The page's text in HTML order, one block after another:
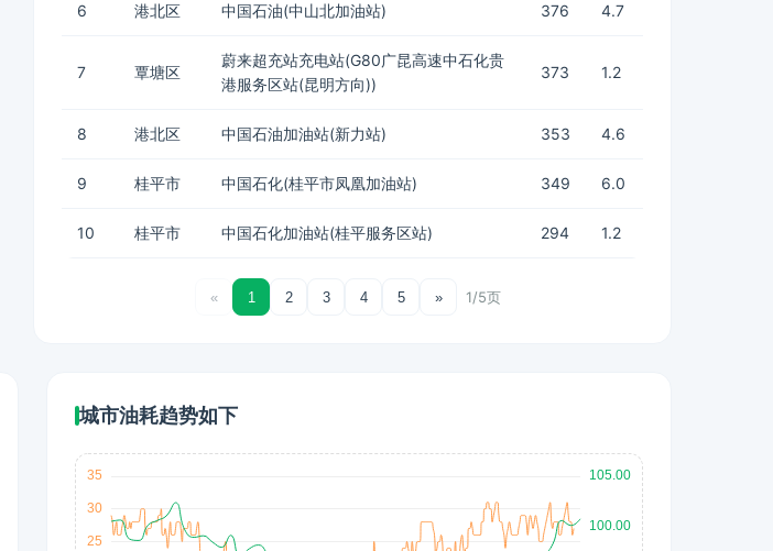
6 港北区 中国石油(中山北加油站) 376 4.7
7 覃塘区
蔚来超充站充电站(G80广昆高速中石化贵
港服务区站(昆明方向))
373 1.2
8 港北区 中国石油加油站(新力站) 353 4.6
9 桂平市 中国石化(桂平市凤凰加油站) 349 6.0
10 桂平市 中国石化加油站(桂平服务区站) 294 1.2
« 1 2 3 4 5 » 1/5页
城市油耗趋势如下